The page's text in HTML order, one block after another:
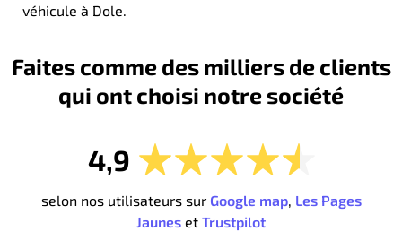
véhicule à Dole.
Faites comme des milliers de clients
qui ont choisi notre société
4,9
selon nos utilisateurs sur Google map, Les Pages
Jaunes et Trustpilot